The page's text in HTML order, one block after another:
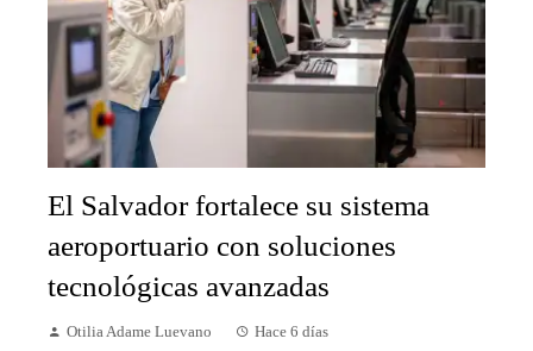
El Salvador fortalece su sistema
aeroportuario con soluciones
tecnológicas avanzadas
Otilia Adame Luevano Hace 6 días